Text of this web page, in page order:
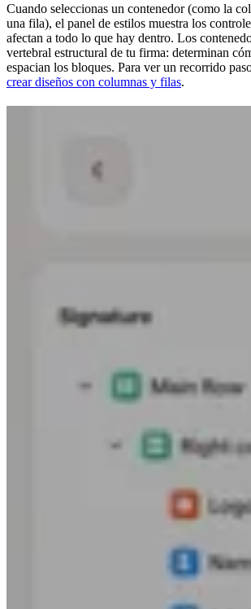
Cuando seleccionas un contenedor (como la
una fila), el panel de estilos muestra los
afectan a todo lo que hay dentro. Los
vertebral estructural de tu firma: determinan
espacian los bloques. Para ver un recorrido
crear diseños con columnas y filas.